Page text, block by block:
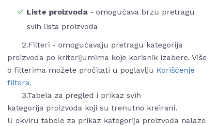
Liste proizvoda - omogućava brzu pretragu
svih lista proizvoda
2.Filteri - omogućavaju pretragu kategorija
proizvoda po kriterijumima koje korisnik izabere. Više
o filterima možete pročitati u poglavlju Korišćenje
filtera.
3.Tabela za pregled i prikaz svih
kategorija proizvoda koji su trenutno kreirani.
U okviru tabele za prikaz kategorija proizvoda nalaze